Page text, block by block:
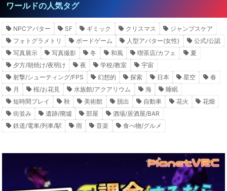
ワールドの人気タグ
NPCアバター SF ギミック クリスマス
ジャンプスケア
フォトグラメトリ
ボードゲーム 人型アバター(女性)
公式/公認
写真展示
写真撮影 冬 和風 喫茶店/カフェ
夏
夕方/朝焼け/夜明け
夜 学校/教室
宇宙
射撃/シューティング/FPS
幻想的 探索 日本 星空
春
月
桜/お花見 水族館/アクアリウム 海
睡眠
短時間プレイ
秋 美術館 脱出 自動車 花火
花畑
街並み
遺跡/廃墟 部屋
酒場/居酒屋/BAR
鉄道/電車/列車/駅
雨 音楽 食べ物/グルメ